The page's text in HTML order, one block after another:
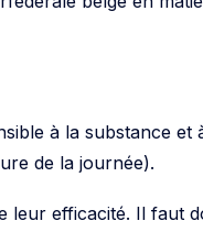
de la journée).